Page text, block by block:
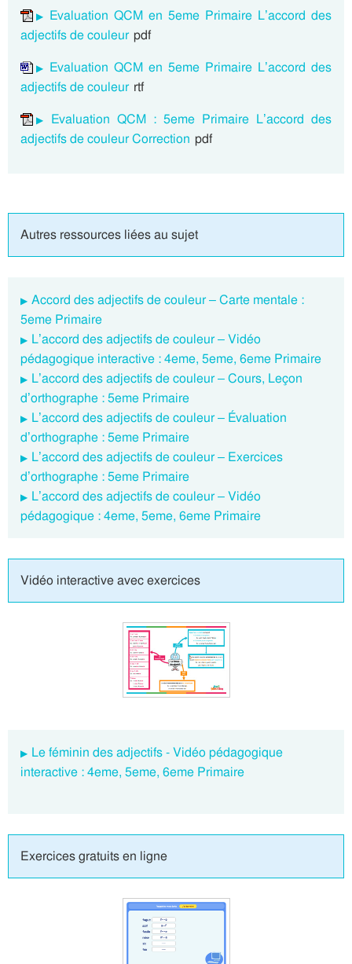
Evaluation QCM en 5eme Primaire L’accord des
adjectifs de couleur pdf
Evaluation QCM en 5eme Primaire L’accord des
adjectifs de couleur rtf
Evaluation QCM : 5eme Primaire L’accord des
adjectifs de couleur Correction pdf
Autres ressources liées au sujet
Accord des adjectifs de couleur – Carte mentale :
5eme Primaire
L’accord des adjectifs de couleur – Vidéo
pédagogique interactive : 4eme, 5eme, 6eme Primaire
L’accord des adjectifs de couleur – Cours, Leçon
d’orthographe : 5eme Primaire
L’accord des adjectifs de couleur – Évaluation
d’orthographe : 5eme Primaire
L’accord des adjectifs de couleur – Exercices
d’orthographe : 5eme Primaire
L’accord des adjectifs de couleur – Vidéo
pédagogique : 4eme, 5eme, 6eme Primaire
Vidéo interactive avec exercices
Le féminin des adjectifs - Vidéo pédagogique
interactive : 4eme, 5eme, 6eme Primaire
Exercices gratuits en ligne